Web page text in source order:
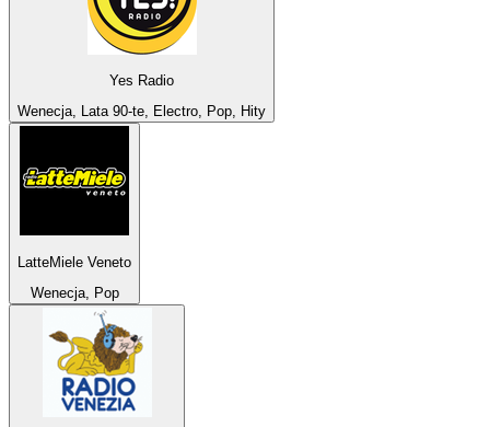
Yes Radio
Wenecja, Lata 90-te, Electro, Pop, Hity
LatteMiele Veneto
Wenecja, Pop